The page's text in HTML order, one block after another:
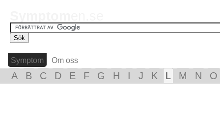
Symptom Om oss
A B C D E F G H I J K L M N O